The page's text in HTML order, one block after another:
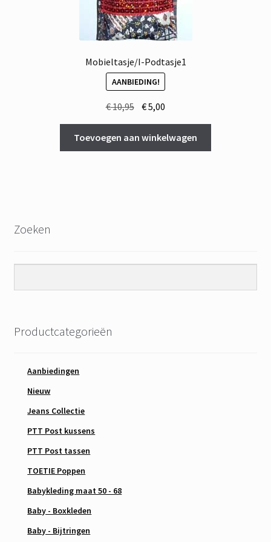
Mobieltasje/I-Podtasje1
AANBIEDING!
€10,95 Oorspronkelijke
was:
€ 10,95.
€5,00
is:
€ 5,00.
Toevoegen aan winkelwagen
Zoeken
Productcategorieën
Aanbiedingen
Nieuw
Jeans Collectie
PTT Post kussens
PTT Post tassen
TOETIE Poppen
Babykleding maat 50 - 68
Baby - Boxkleden
Baby - Bijtringen